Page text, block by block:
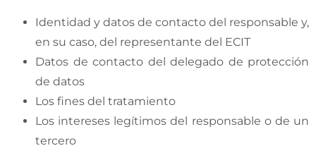
Identidad y datos de contacto del responsable y,
en su caso, del representante del ECIT
Datos de contacto del delegado de protección
de datos
Los fines del tratamiento
Los intereses legítimos del responsable o de un
tercero